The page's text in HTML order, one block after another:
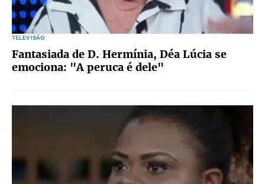
TELEVISÃO
Fantasiada de D. Hermínia, Déa Lúcia se
emociona: "A peruca é dele"